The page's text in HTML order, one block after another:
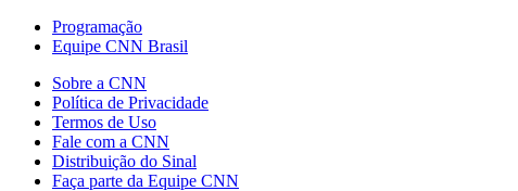
Programação
Equipe CNN Brasil
Sobre a CNN
Política de Privacidade
Termos de Uso
Fale com a CNN
Distribuição do Sinal
Faça parte da Equipe CNN